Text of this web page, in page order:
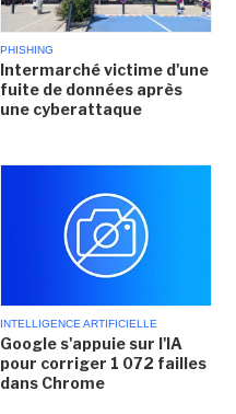
PHISHING
Intermarché victime d'une
fuite de données après
une cyberattaque
INTELLIGENCE ARTIFICIELLE
Google s'appuie sur l'IA
pour corriger 1 072 failles
dans Chrome